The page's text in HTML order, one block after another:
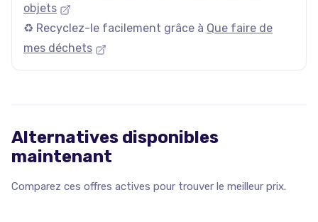
objets
♻️ Recyclez-le facilement grâce à Que faire de
mes déchets
Alternatives disponibles
maintenant
Comparez ces offres actives pour trouver le meilleur prix.